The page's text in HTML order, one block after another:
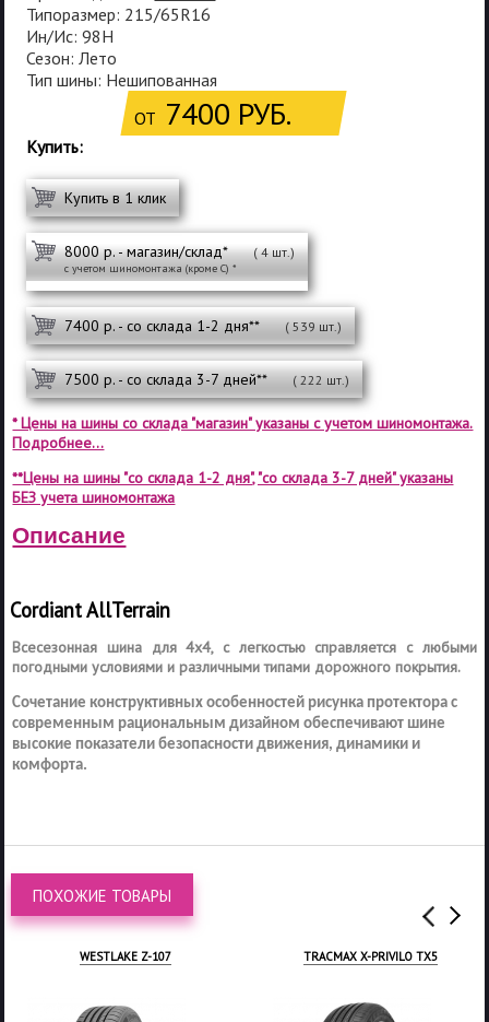
Типоразмер: 215/65R16
Ин/Ис: 98H
Сезон: Лето
Тип шины: Нешипованная
ОТ 7400 РУБ.
Купить:
Купить в 1 клик
8000 р. - магазин/склад* ( 4 шт.)
с учетом шиномонтажа (кроме С) *
7400 р. - со склада 1-2 дня** ( 539 шт.)
7500 р. - со склада 3-7 дней** ( 222 шт.)
* Цены на шины со склада "магазин" указаны с учетом шиномонтажа.
Подробнее...
**Цены на шины "со склада 1-2 дня", "со склада 3-7 дней" указаны
БЕЗ учета шиномонтажа
Описание
Cordiant AllTerrain
Всесезонная шина для 4х4, с легкостью справляется с любыми
погодными условиями и различными типами дорожного покрытия.
Сочетание конструктивных особенностей рисунка протектора с
современным рациональным дизайном обеспечивают шине
высокие показатели безопасности движения, динамики и
комфорта.
ПОХОЖИЕ ТОВАРЫ
WESTLAKE Z-107 TRACMAX X-PRIVILO TX5